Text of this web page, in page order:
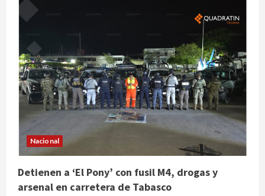
Nacional
Detienen a ‘El Pony’ con fusil M4, drogas y
arsenal en carretera de Tabasco
2
Claudia Sheinbaum decreta Jornada
de Reforestación cada segundo
domingo de agosto
agosto 10, 2026